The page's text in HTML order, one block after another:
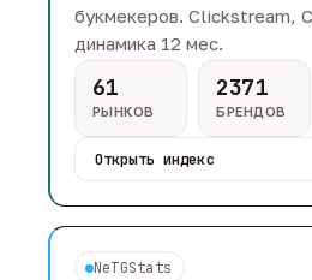
букмекеров. Clickstream,
динамика 12 мес.
61
РЫНКОВ
2371
БРЕНДОВ
Открыть индекс
NeTGStats